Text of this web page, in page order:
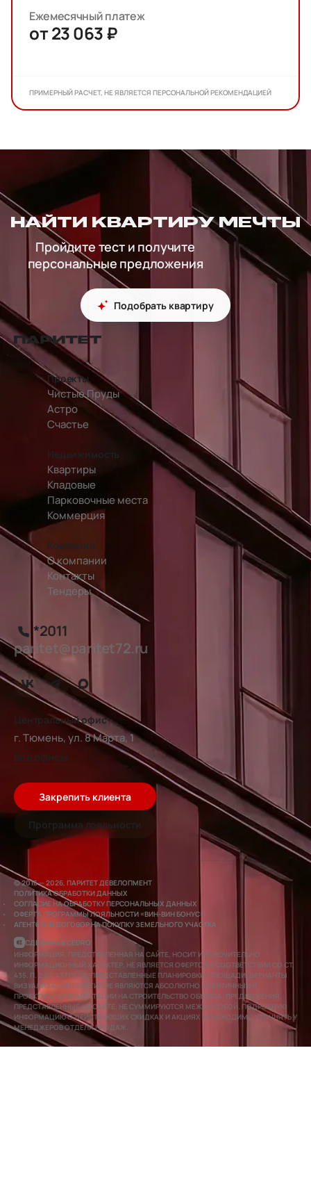
Ежемесячный платеж
от 23 063 ₽
ПРИМЕРНЫЙ РАСЧЕТ, НЕ ЯВЛЯЕТСЯ ПЕРСОНАЛЬНОЙ РЕКОМЕНДАЦИЕЙ
НАЙТИ КВАРТИРУ МЕЧТЫ
Пройдите тест и получите
персональные предложения
Подобрать квартиру
перейти на главную страницу
Проекты
Чистые Пруды
Астро
Счастье
Недвижимость
Квартиры
Кладовые
Парковочные места
Коммерция
Компания
О компании
Контакты
Тендеры
*2011
paritet@paritet72.ru
Центральный офис
г. Тюмень, ул. 8 Марта, 1
Все офисы
Закрепить клиента
Программа лояльности
© 2016 — 2026, ПАРИТЕТ ДЕВЕЛОПМЕНТ
ПОЛИТИКА ОБРАБОТКИ ДАННЫХ
СОГЛАСИЕ НА ОБРАБОТКУ ПЕРСОНАЛЬНЫХ ДАННЫХ
ОФЕРТА ПРОГРАММЫ ЛОЯЛЬНОСТИ «ВИН-ВИН БОНУС»
АГЕНТСКИЙ ДОГОВОР НА ПОКУПКУ ЗЕМЕЛЬНОГО УЧАСТКА
СДЕЛАНО В CEDRO
ИНФОРМАЦИЯ, ПРЕДСТАВЛЕННАЯ НА САЙТЕ, НОСИТ ИСКЛЮЧИТЕЛЬНО
ИНФОРМАЦИОННЫЙ ХАРАКТЕР, НЕ ЯВЛЯЕТСЯ ОФЕРТОЙ В СООТВЕТСТВИИ СО СТ.
435, П. 2 СТ. 437 ГК РФ. ПРЕДСТАВЛЕННЫЕ ПЛАНИРОВКИ, ПЛОЩАДИ, ВАРИАНТЫ
ВИЗУАЛИЗАЦИИ КВАРТИР НЕ ЯВЛЯЮТСЯ АБСОЛЮТНО ИДЕНТИЧНЫМИ
ПРОЕКТНОЙ ДОКУМЕНТАЦИИ НА СТРОИТЕЛЬСТВО ОБЪЕКТА. ПРЕДЛОЖЕНИЯ,
ПРЕДСТАВЛЕННЫЕ НА САЙТЕ, НЕ СУММИРУЮТСЯ МЕЖДУ СОБОЙ. ПОДРОБНУЮ
ИНФОРМАЦИЮ О ДЕЙСТВУЮЩИХ СКИДКАХ И АКЦИЯХ НЕОБХОДИМО УТОЧНЯТЬ У
МЕНЕДЖЕРОВ ОТДЕЛА ПРОДАЖ.